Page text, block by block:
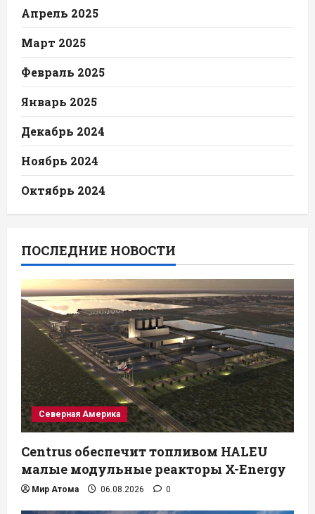
Апрель 2025
Март 2025
Февраль 2025
Январь 2025
Декабрь 2024
Ноябрь 2024
Октябрь 2024
ПОСЛЕДНИЕ НОВОСТИ
Северная Америка
Centrus обеспечит топливом HALEU
малые модульные реакторы X-Energy
Мир Атома 06.08.2026 0